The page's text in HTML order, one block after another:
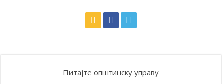
Питајте општинску управу